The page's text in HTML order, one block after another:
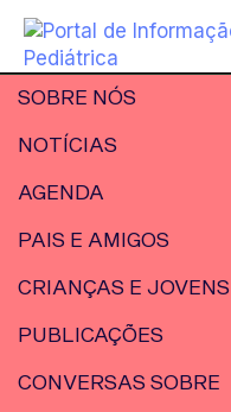
SOBRE NÓS
NOTÍCIAS
AGENDA
PAIS E AMIGOS
CRIANÇAS E JOVENS
PUBLICAÇÕES
CONVERSAS SOBRE